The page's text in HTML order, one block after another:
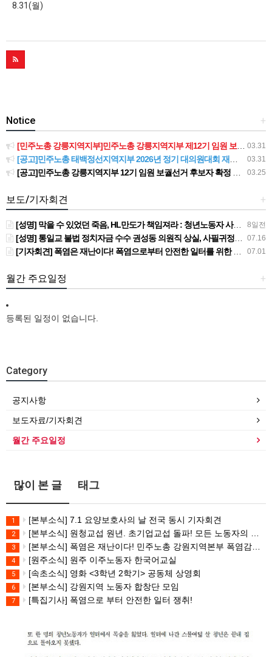
8.31(월)
+
Notice
03.31
[민주노총 강릉지역지부]민주노총 강릉지역지부 제12기 임원 보궐선거결과 공고
03.31
[공고]민주노총 태백정선지역지부 2026년 정기 대의원대회 재소집 건
03.25
[공고]민주노총 강릉지역지부 12기 임원 보궐선거 후보자 확정 공고
+
보도/기자회견
8일전
[성명] 막을 수 있었던 죽음, HL만도가 책임져라 : 청년노동자 사망사고의 철저한 진상규명과 재발방지 대책 마련하라
07.16
[성명] 통일교 불법 정치자금 수수 권성동 의원직 상실, 사필귀정이다
07.01
[기자회견] 폭염은 재난이다! 폭염으로부터 안전한 일터를 위한 민주노총 강원지역본부 폭염감시단 선포 기자회견
+
월간 주요일정
등록된 일정이 없습니다.
Category
공지사항
보도자료/기자회견
월간 주요일정
많이 본 글 태그
1 [본부소식] 7.1 요양보호사의 날 전국 동시 기자회견
2 [본부소식] 원청교섭 원년. 초기업교섭 돌파! 모든 노동자의 노동기본권 쟁취! 민주노총 7.15 총파업대회
3 [본부소식] 폭염은 재난이다! 민주노총 강원지역본부 폭염감시단 선포 기자회견
4 [원주소식] 원주 이주노동자 한국어교실
5 [속초소식] 영화 <3학년 2학기> 공동체 상영회
6 [본부소식] 강원지역 노동자 합창단 모임
7 [특집기사] 폭염으로 부터 안전한 일터 쟁취!